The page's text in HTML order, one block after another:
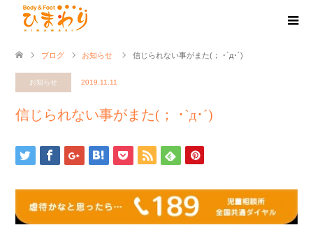
ブログ お知らせ 信じられない事がまた(； ･`д･´)
お知らせ 2019.11.11
信じられない事がまた(； ･`д･´)